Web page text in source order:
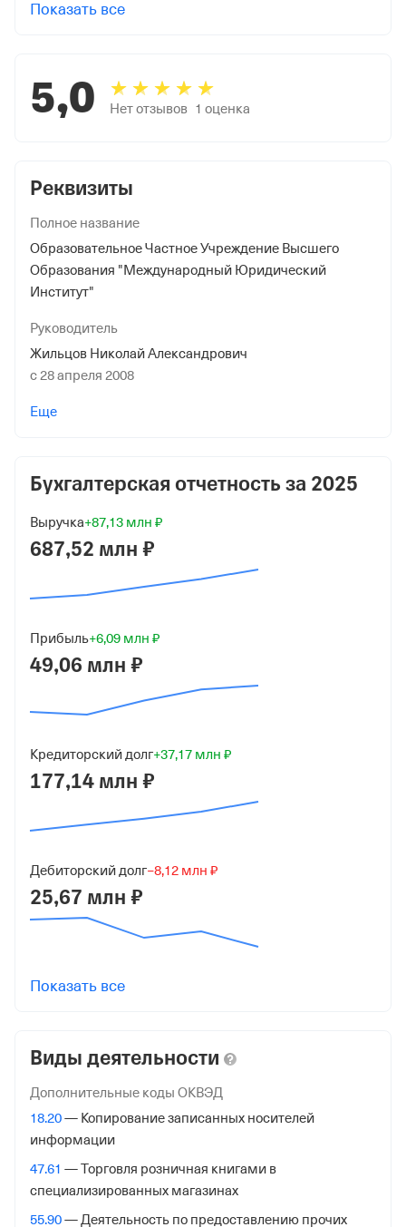
Реквизиты
Полное название
Образовательное Частное Учреждение Высшего
Образования "Международный Юридический
Институт"
Руководитель
Жильцов Николай Александрович
с 28 апреля 2008
ОБЩЕСТВО С ОГРАНИЧЕННОЙ ОТВЕТСТВЕННОСТЬЮ
"Универсконсульт" Оод
11 августа 1998
127427, г Москва, ул Кашёнкин Луг, д 4
ИНН
7719046938
1027700035989
КПП
771501001
Налоговая
Управление Федеральной Налоговой Службы по гор.
Адрес налоговой
125284, гор. Москва, Хорошевское Ш., 12а
Внебюджетные фонды
Еще
Бухгалтерская отчетность за 2025
Выручка+87,13 млн ₽
687,52 млн ₽
Прибыль+6,09 млн ₽
49,06 млн ₽
Кредиторский долг+37,17 млн ₽
177,14 млн ₽
Дебиторский долг−8,12 млн ₽
25,67 млн ₽
Показать все
Виды деятельности
Дополнительные коды ОКВЭД
18.20— Копирование записанных носителей
информации
47.61 — Торговля розничная книгами в
специализированных магазинах
55.90— Деятельность по предоставлению прочих
Показать все
5,0 Нет отзывов 1 оценка